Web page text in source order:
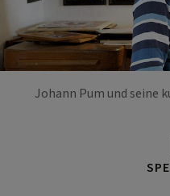
Johann Pum und seine